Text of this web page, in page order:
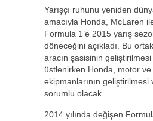
Yarışçı ruhunu yeniden
amacıyla Honda, McLaren
Formula 1’e 2015 yarış
döneceğini açıkladı. Bu
aracın şasisinin
üstlenirken Honda, motor
ekipmanlarının
sorumlu olacak.
2014 yılında değişen